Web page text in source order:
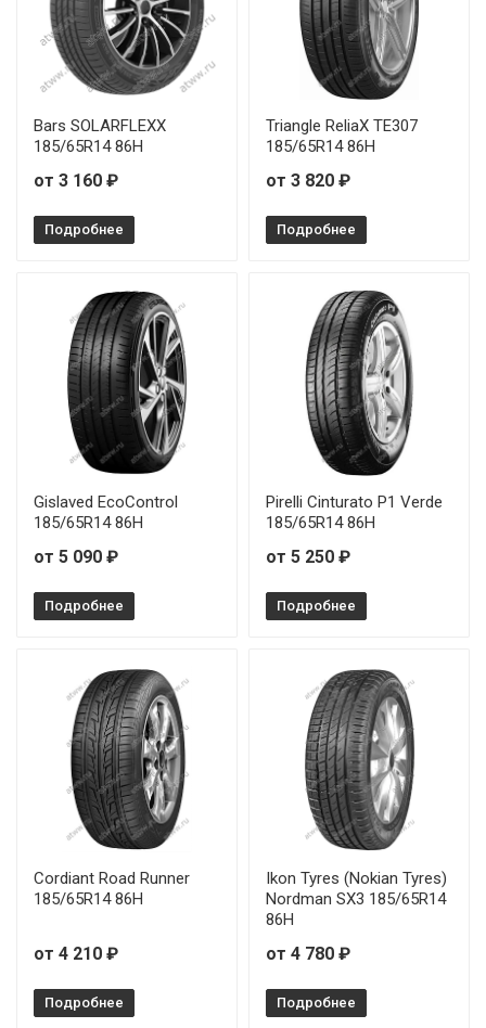
Leao Nova-Force HP100 195/50R16 88V
Leao Nova-Force HP100 195/55R16 87V
Leao Nova-Force HP100 205/55R17 95V
Leao Nova-Force HP100 215/50R17 95V
Leao Nova-Force HP100 215/55R16 93V
Leao Nova-Force HP100 235/60R17 102H
Bars SOLARFLEXX
185/65R14 86H
от 3 160 ₽
Подробнее
Triangle ReliaX TE307
185/65R14 86H
от 3 820 ₽
Подробнее
Gislaved EcoControl
185/65R14 86H
от 5 090 ₽
Подробнее
Pirelli Cinturato P1 Verde
185/65R14 86H
от 5 250 ₽
Подробнее
Cordiant Road Runner
185/65R14 86H
от 4 210 ₽
Подробнее
Ikon Tyres (Nokian Tyres)
Nordman SX3 185/65R14
86H
от 4 780 ₽
Подробнее